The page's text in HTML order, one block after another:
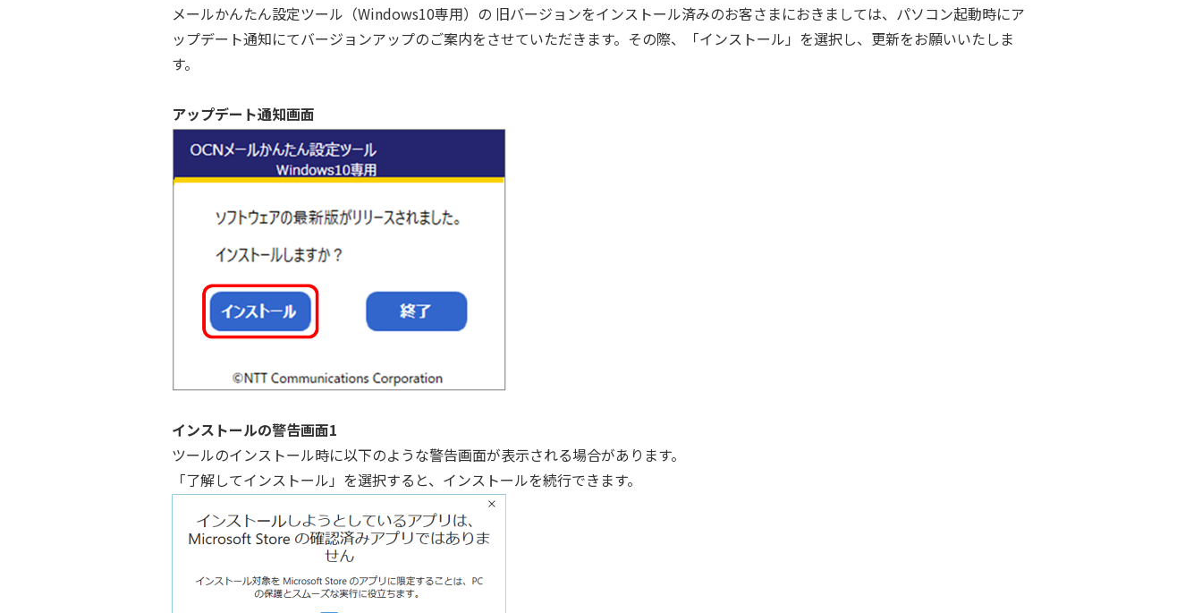
メールかんたん設定ツール（Windows10専用）の 旧バージョンをインストール済みのお客さまにおきましては、パソコン起動時にア
ップデート通知にてバージョンアップのご案内をさせていただきます。その際、「インストール」を選択し、更新をお願いいたしま
す。
アップデート通知画面
インストールの警告画面1
ツールのインストール時に以下のような警告画面が表示される場合があります。
「了解してインストール」を選択すると、インストールを続行できます。